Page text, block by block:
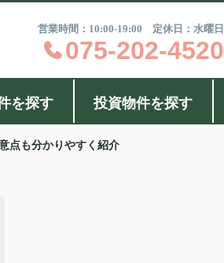
営業時間：10:00-19:00 定休日：水曜日
075-202-4520
を探す 投資物件を探す
点も分かりやすく紹介